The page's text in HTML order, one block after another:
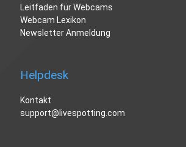
Leitfaden für Webcams
Webcam Lexikon
Newsletter Anmeldung
Helpdesk
Kontakt
support@livespotting.com